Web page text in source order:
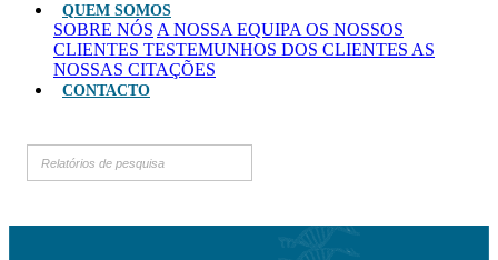
QUEM SOMOS
SOBRE NÓS A NOSSA EQUIPA OS NOSSOS
CLIENTES TESTEMUNHOS DOS CLIENTES AS
NOSSAS CITAÇÕES
CONTACTO